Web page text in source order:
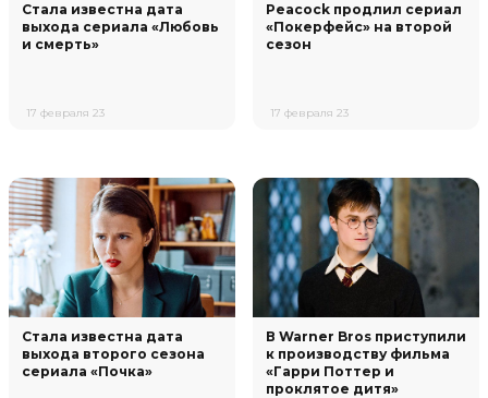
Стала известна дата
выхода сериала «Любовь
и смерть»
17 февраля 23
Peacock продлил сериал
«Покерфейс» на второй
сезон
17 февраля 23
Стала известна дата
выхода второго сезона
сериала «Почка»
В Warner Bros приступили
к производству фильма
«Гарри Поттер и
проклятое дитя»